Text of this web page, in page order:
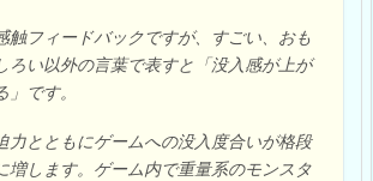
触フィードバックですが、すごい、おも
ろい以外の言葉で表すと「没入感が上が
」です。
力とともにゲームへの没入度合いが格段
増します。ゲーム内で重量系のモンスタ